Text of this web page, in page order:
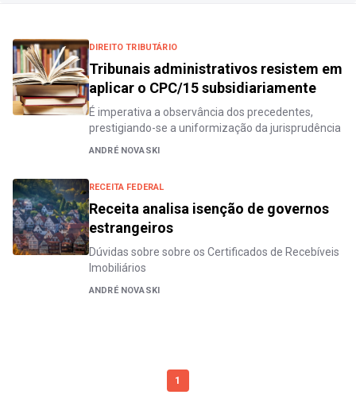
DIREITO TRIBUTÁRIO
Tribunais administrativos resistem em
aplicar o CPC/15 subsidiariamente
É imperativa a observância dos precedentes,
prestigiando-se a uniformização da jurisprudência
ANDRÉ NOVASKI
RECEITA FEDERAL
Receita analisa isenção de governos
estrangeiros
Dúvidas sobre sobre os Certificados de Recebíveis
Imobiliários
ANDRÉ NOVASKI
1